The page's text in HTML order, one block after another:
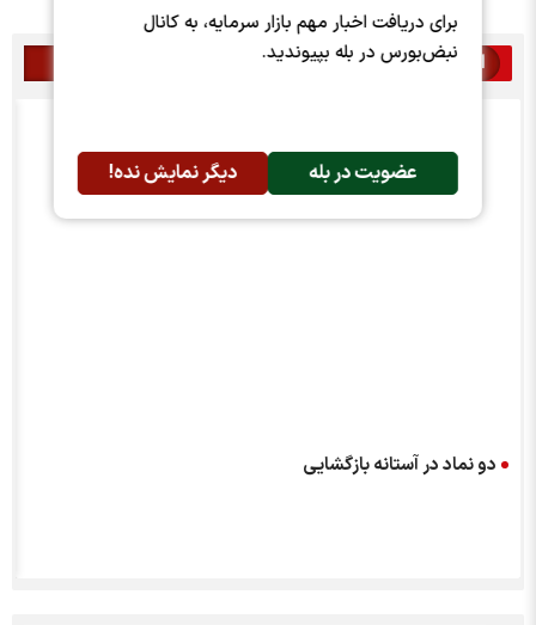
برای دریافت اخبار مهم بازار سرمایه، به کانال
نبض‌بورس در بله بپیوندید.
عضویت در بله دیگر نمایش نده!
اخبار مرتبط
دو نماد در آستانه بازگشایی